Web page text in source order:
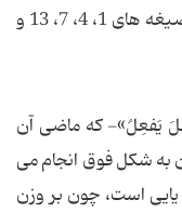
امر آن نیز همچون دیگر افعال است و در صیغه های 1، 4، 7، 13 و
یَفعِلُ»- که ماضی آن
شکل فوق انجام می
است، چون بر وزن